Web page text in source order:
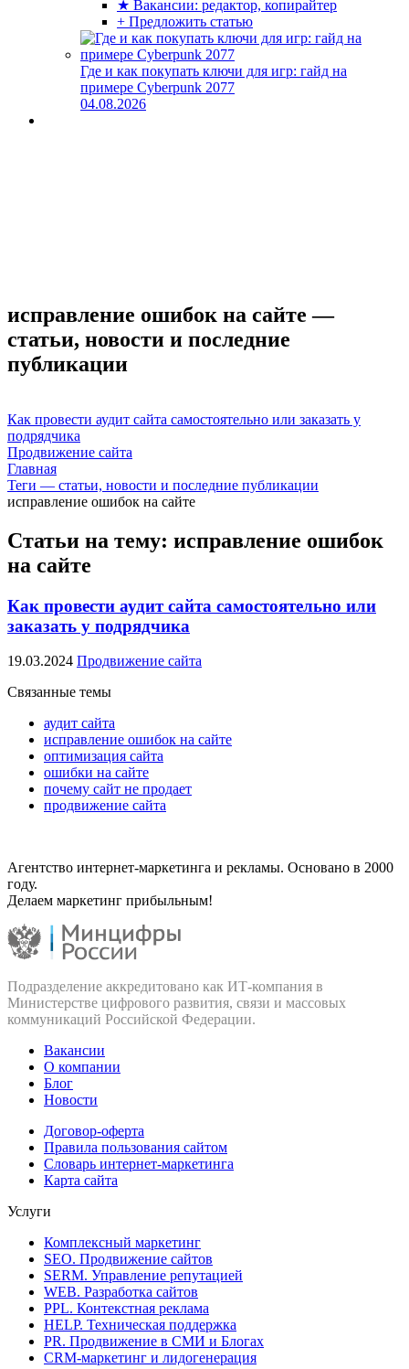
★ Вакансии: редактор, копирайтер
+ Предложить статью
Где и как покупать ключи для игр: гайд на
примере Cyberpunk 2077
04.08.2026
исправление ошибок на сайте —
статьи, новости и последние
публикации
Как провести аудит сайта самостоятельно или заказать у
подрядчика
Продвижение сайта
Главная
Теги — статьи, новости и последние публикации
исправление ошибок на сайте
Статьи на тему: исправление ошибок
на сайте
Как провести аудит сайта самостоятельно или
заказать у подрядчика
19.03.2024 Продвижение сайта
Связанные темы
аудит сайта
исправление ошибок на сайте
оптимизация сайта
ошибки на сайте
почему сайт не продает
продвижение сайта
Агентство интернет-маркетинга и рекламы. Основано в 2000
году.
Делаем маркетинг прибыльным!
Подразделение аккредитовано как ИТ‑компания в
Министерстве цифрового развития, связи и массовых
коммуникаций Российской Федерации.
Вакансии
О компании
Блог
Новости
Договор-оферта
Правила пользования сайтом
Словарь интернет-маркетинга
Карта сайта
Услуги
Комплексный маркетинг
SEO. Продвижение сайтов
SERM. Управление репутацией
WEB. Разработка сайтов
PPL. Контекстная реклама
HELP. Техническая поддержка
PR. Продвижение в СМИ и Блогах
CRM-маркетинг и лидогенерация